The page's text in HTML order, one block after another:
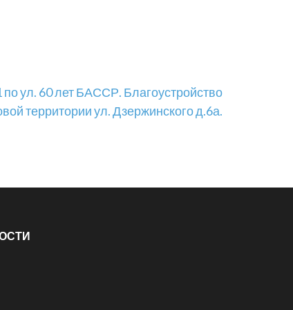
ул. 60 лет БАССР. Благоустройство
территории ул. Дзержинского д.6а.